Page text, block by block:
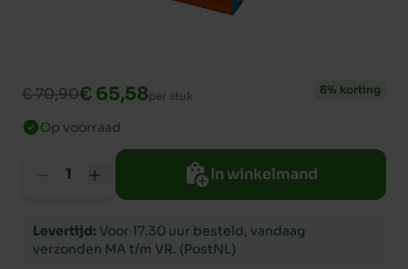
€ 70,90€ 65,58per stuk 8% korting
Op voorraad
In winkelmand
Levertijd: Voor 17.30 uur besteld, vandaag
verzonden MA t/m VR. (PostNL)